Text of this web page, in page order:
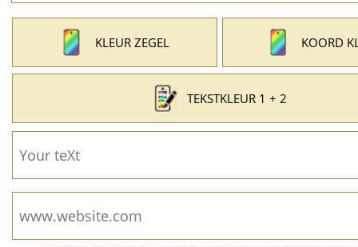
KLEUR ZEGEL KOORD
TEKSTKLEUR 1 + 2